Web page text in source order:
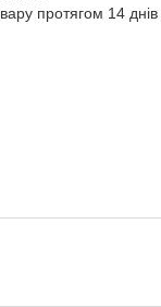
протягом 14 днів